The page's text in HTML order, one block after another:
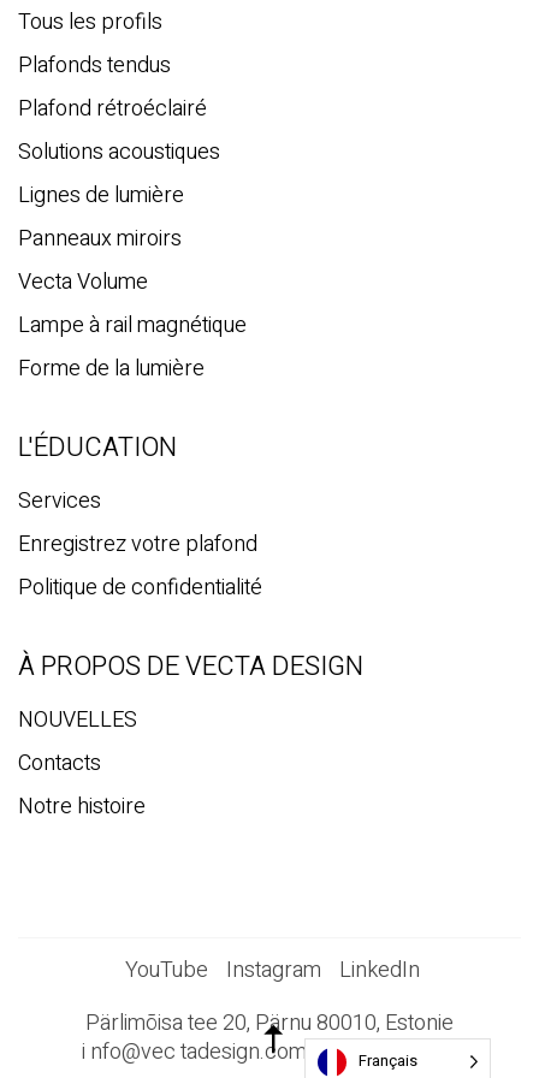
c
h
e
Tous les profils
Plafonds tendus
Plafond rétroéclairé
Solutions acoustiques
Lignes de lumière
Panneaux miroirs
Vecta Volume
Lampe à rail magnétique
Forme de la lumière
L'ÉDUCATION
Services
Enregistrez votre plafond
Politique de confidentialité
À PROPOS DE VECTA DESIGN
NOUVELLES
Contacts
Notre histoire
YouTube Instagram
LinkedIn
Pärlimõisa tee 20, Pärnu 80010, Estonie
i nfo@vectadesign.com +372 44 23 023
Français